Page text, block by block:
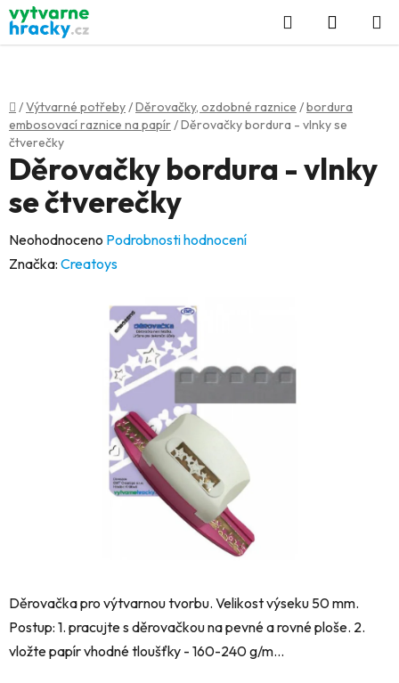
Přejít
na
obsah
Hledat
KOŠÍK
Domů
/Výtvarné potřeby/Děrovačky, ozdobné raznice /bordura
embosovací raznice na papír/Děrovačky bordura - vlnky se
čtverečky
Děrovačka pro výtvarnou tvorbu. Velikost výseku 50 mm.
Postup: 1. pracujte s děrovačkou na pevné a rovné ploše. 2.
vložte papír vhodné tloušťky - 160-240 g/m...
Děrovačky bordura - vlnky
se čtverečky
Průměrné
hodnocení
Neohodnoceno Podrobnosti hodnocení
Značka: Creatoys